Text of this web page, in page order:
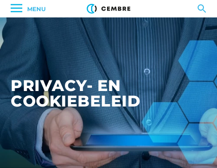
MENU
PRIVACY- EN
COOKIEBELEID